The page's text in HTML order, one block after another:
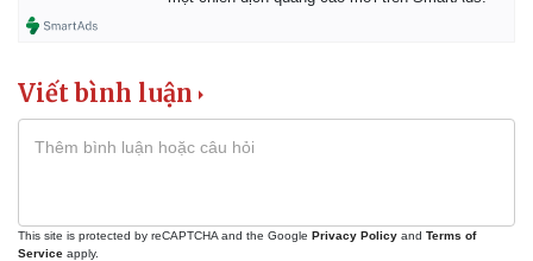
Viết bình luận
This site is protected by reCAPTCHA and the Google Privacy Policy and Terms of
Service apply.